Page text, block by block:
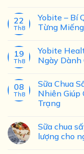
22
Th8
Yobite – Bí
Từng
19
Th8
Yobite
Ngày Dành
08
Th8
Sữa Chua
Nhiên Giúp
Trạng
Sữa chua
lượng cho